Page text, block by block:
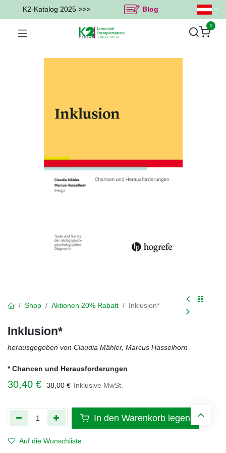
K2-Katalog 2025 >>> Blog
0
Shop Aktionen 20% Rabatt Inklusion*
Inklusion*
herausgegeben von Claudia Mähler, Marcus Hasselhorn
* Chancen und Herausforderungen
30,40 € 38,00€ Inklusive MwSt.
In den Warenkorb legen
Auf die Wunschliste